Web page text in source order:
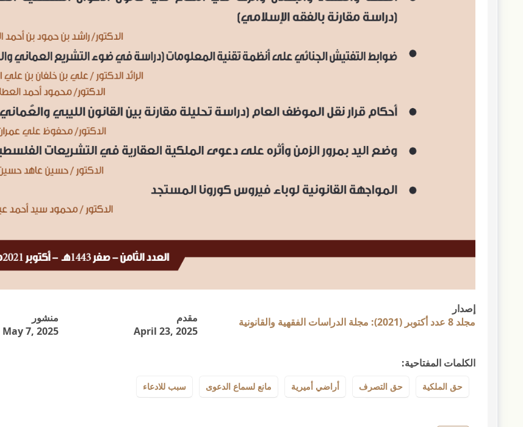
إصدار
مجلد 8 عدد أكتوبر (2021): مجلة الدراسات الفقهية والقانونية
مقدم
April 23, 2025
منشور
May 7, 2025
الكلمات المفتاحية:
حق الملكية حق التصرف أراضي أميرية مانع لسماع الدعوى سبب للادعاء